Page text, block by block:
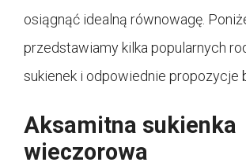
osiągnąć idealną równowagę.
przedstawiamy kilka popularnych
sukienek i odpowiednie propozycje
Aksamitna sukienka
wieczorowa